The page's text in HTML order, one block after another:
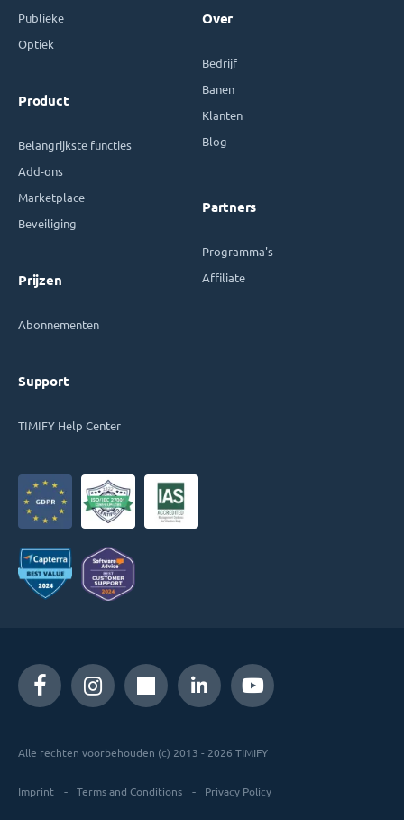
Publieke
Optiek
Product
Belangrijkste functies
Add-ons
Marketplace
Beveiliging
Prijzen
Abonnementen
Support
TIMIFY Help Center
Over
Bedrijf
Banen
Klanten
Blog
Partners
Programma's
Affiliate
Alle rechten voorbehouden (c) 2013 - 2026 TIMIFY
Imprint Terms and Conditions Privacy Policy